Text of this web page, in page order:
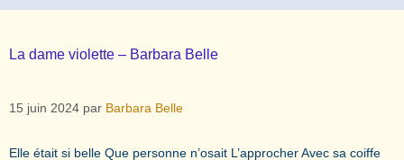
La dame violette – Barbara Belle
15 juin 2024 par Barbara Belle
Elle était si belle Que personne n’osait L’approcher Avec sa coiffe